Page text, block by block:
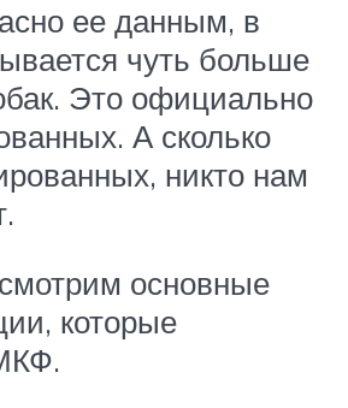
ее данным, в
чуть больше
Это официально
А сколько
никто нам
основные
которые